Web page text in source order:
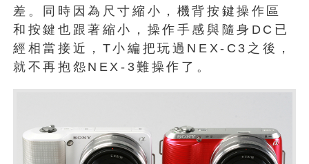
差。同時因為尺寸縮小，機背按鍵操作區
和按鍵也跟著縮小，操作手感與隨身DC已
經相當接近，T小編把玩過NEX-C3之後，
就不再抱怨NEX-3難操作了。